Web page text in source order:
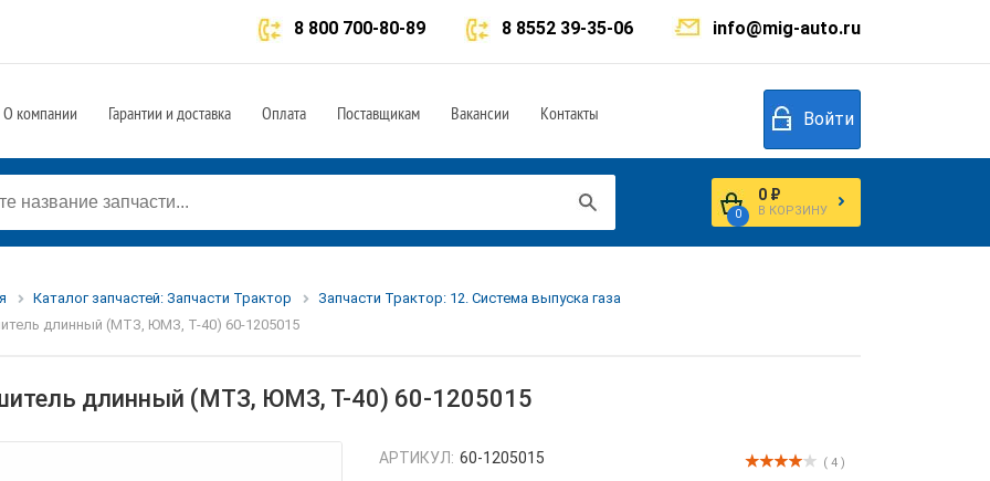
info@mig-auto.ru
8 8552 39-35-06
8 800 700-80-89
О компании Гарантии и доставка Оплата Поставщикам Вакансии Контакты Войти
0
0 ₽
В КОРЗИНУ
Каталог запчастей: Запчасти Трактор
Запчасти Трактор: 12. Система выпуска газа
длинный (МТЗ, ЮМЗ, Т-40) 60-1205015
длинный (МТЗ, ЮМЗ, Т-40) 60-1205015
( 4 )
АРТИКУЛ: 60-1205015